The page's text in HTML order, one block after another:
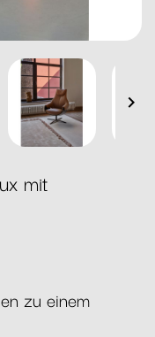

mit
zu einem